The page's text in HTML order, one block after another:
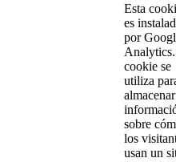
Esta
es
por
cookie se
utiliza
almacenar
sobre
los
usan un